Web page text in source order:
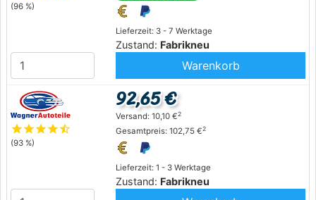
(96 %)
Lieferzeit: 3 - 7 Werktage
Zustand: Fabrikneu
Warenkorb
starstarstarstarstar_half
(93 %)
Lieferzeit: 1 - 3 Werktage
Zustand: Fabrikneu
92,65 €
Versand: 10,10 €2
Gesamtpreis: 102,75 €2